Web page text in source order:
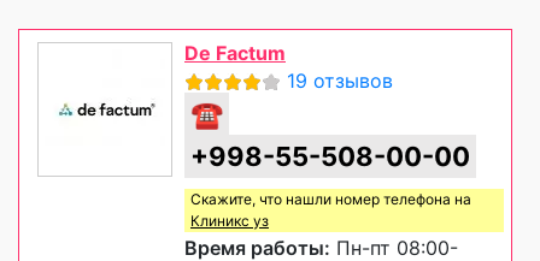
De Factum
19 отзывов
☎
+998-55-508-00-00
Скажите, что нашли номер телефона на
Клиникс уз
Время работы: Пн-пт 08:00-